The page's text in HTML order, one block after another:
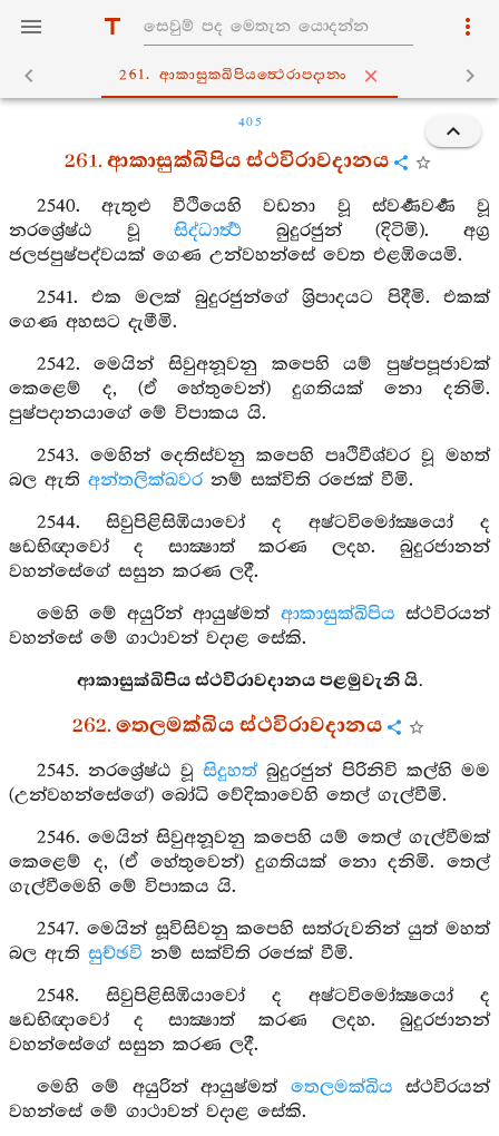
261. ආකාසුක‍්ඛිපියත්‍ථෙරාපදානං
405
261. ආකාසුක්ඛිපිය ස්ථවිරාවදානය
2540. ඇතුළු වීථියෙහි වඩනා වූ ස්වර්‍ණවර්‍ණ වූ
නරශ්‍රේෂ්ඨ වූසිද්ධාර්‍ත්‍ථ බුදුරජුන් (දිටිමි). අග්‍ර
ජලජපුෂ්පද්වයක් ගෙණ උන්වහන්සේ වෙත එළඹියෙමි.
2541. එක මලක් බුදුරජුන්ගේ ශ්‍රිපාදයට පිදීමි. එකක්
ගෙණ අහසට දැමීමි.
2542. මෙයින් සිවුඅනූවනු කපෙහි යම් පුෂ්පපූජාවක්
කෙළෙම් ද, (ඒ හේතුවෙන්) දුගතියක් නො දනිමි.
පුෂ්පදානයාගේ මේ විපාකය යි.
2543. මෙහින් දෙතිස්වනු කපෙහි පෘථිවීශ්වර වූ මහත්
බල ඇති අන්තලික්ඛවර නම් සක්විති රජෙක් වීමි.
2544. සිවුපිළිසිඹියාවෝ ද අෂ්ටවිමෝක්‍ෂයෝ ද
ෂඩභිඥාවෝ ද සාක්‍ෂාත් කරණ ලදහ. බුදුරජානන්
වහන්සේගේ සසුන කරණ ලදී.
මෙහි මේ අයුරින් ආයුෂ්මත් ආකාසුක්ඛිපිය ස්ථවිරයන්
වහන්සේ මේ ගාථාවන් වදාළ සේකි.
ආකාසුක්ඛිපිය ස්ථවිරාවදානය පළමුවැනි යි.
262. තෙලමක්ඛිය ස්ථවිරාවදානය
2545. නරශ්‍රේෂ්ඨ වූසිදුහත්බුදුරජුන් පිරිනිවි කල්හි මම
(උන්වහන්සේගේ) බෝධි වේදිකාවෙහි තෙල් ගැල්වීමි.
2546. මෙයින් සිවුඅනූවනු කපෙහි යම් තෙල් ගැල්වීමක්
කෙළෙම් ද, (ඒ හේතුවෙන්) දුගතියක් නො දනිමි. තෙල්
ගැල්වීමෙහි මේ විපාකය යි.
2547. මෙයින් සූවිසිවනු කපෙහි සත්රුවනින් යුත් මහත්
බල ඇති සුච්ඡවි නම් සක්විති රජෙක් වීමි.
2548. සිවුපිළිසිඹියාවෝ ද අෂ්ටවිමෝක්‍ෂයෝ ද
ෂඩභිඥාවෝ ද සාක්‍ෂාත් කරණ ලදහ. බුදුරජානන්
වහන්සේගේ සසුන කරණ ලදී.
මෙහි මේ අයුරින් ආයුෂ්මත් තෙලමක්ඛිය ස්ථවිරයන්
වහන්සේ මේ ගාථාවන් වදාළ සේකි.